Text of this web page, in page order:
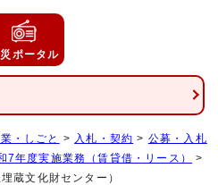
ポータル
・しごと > 入札・契約 > 公募・入札
7年度実施業務（賃貸借・リース）
>
蔵文化財センター）